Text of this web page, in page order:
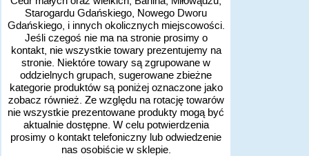
Starogardu Gdańskiego, Nowego Dworu
Gdańskiego, i innych okolicznych miejscowości.
Jeśli czegoś nie ma na stronie prosimy o
kontakt, nie wszystkie towary prezentujemy na
stronie. Niektóre towary są zgrupowane w
oddzielnych grupach, sugerowane zbieżne
kategorie produktów są poniżej oznaczone jako
zobacz również. Ze względu na rotację towarów
nie wszystkie prezentowane produkty mogą być
aktualnie dostępne. W celu potwierdzenia
prosimy o kontakt telefoniczny lub odwiedzenie
nas osobiście w sklepie.